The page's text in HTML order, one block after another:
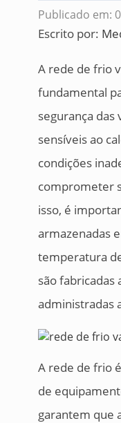
Publicado em:
Escrito por:
A rede de frio
fundamental
segurança das
sensíveis ao
condições
comprometer
isso, é
armazenadas
temperatura
são
administradas
A rede de frio
de
garantem que